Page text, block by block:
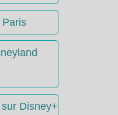
Paris
Disney+